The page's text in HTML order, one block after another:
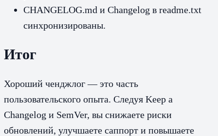
CHANGELOG.md и Changelog в readme.txt
синхронизированы.
Итог
Хороший ченджлог — это часть
пользовательского опыта. Следуя Keep a
Changelog и SemVer, вы снижаете риски
обновлений, улучшаете саппорт и повышаете